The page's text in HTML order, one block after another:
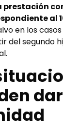
prestación
al
en los
del segundo